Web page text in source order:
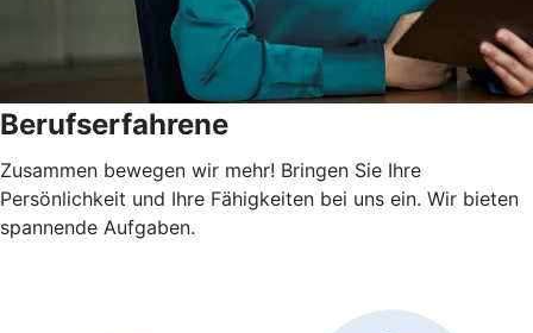
Berufserfahrene
Zusammen bewegen wir mehr! Bringen Sie Ihre
Persönlichkeit und Ihre Fähigkeiten bei uns ein. Wir bieten
spannende Aufgaben.